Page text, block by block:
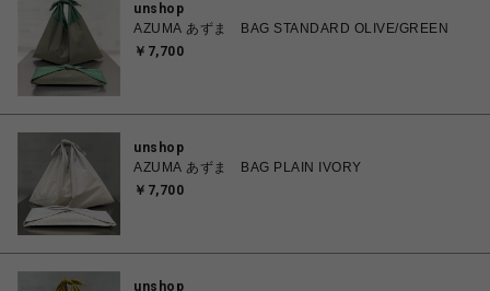
unshop
AZUMA あずま BAG STANDARD OLIVE/GREEN
￥7,700
unshop
AZUMA あずま BAG PLAIN IVORY
￥7,700
unshop